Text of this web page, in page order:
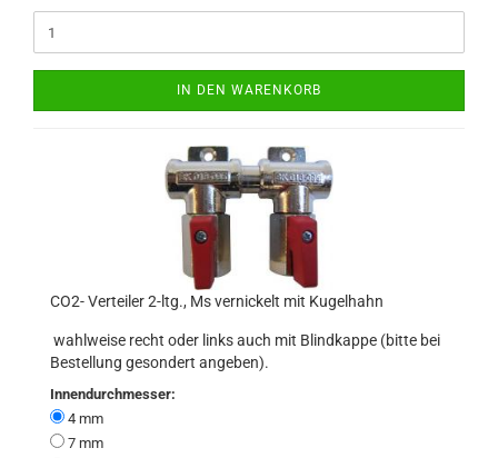
IN DEN WARENKORB
CO2- Verteiler 2-ltg., Ms vernickelt mit Kugelhahn
wahlweise recht oder links auch mit Blindkappe (bitte bei
Bestellung gesondert angeben).
Innendurchmesser:
4 mm
7 mm